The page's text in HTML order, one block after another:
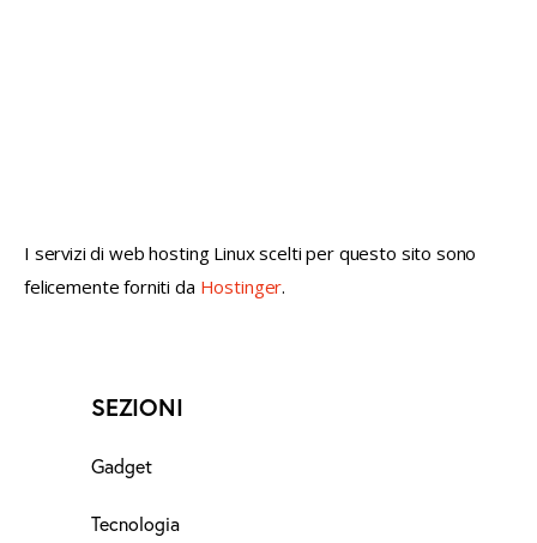
I servizi di web hosting Linux scelti per questo sito sono
felicemente forniti da Hostinger.
SEZIONI
Gadget
Tecnologia